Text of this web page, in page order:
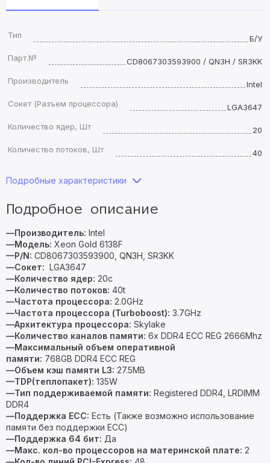
Тип
Б/У
Парт.№
CD8067303593900 / QN3H / SR3KK
Производитель
Intel
Сокет (Разъем процессора)
LGA3647
Количество ядер, Шт
20
Количество потоков, Шт
40
Подробные характеристики
Подробное описание
—Производитель: Intel
—Модель: Xeon Gold 6138F
—P/N: CD8067303593900, QN3H, SR3KK
—Сокет: LGA3647
—Количество ядер: 20c
—Количество потоков: 40t
—Частота процессора: 2.0GHz
—Частота процессора (Turboboost): 3.7GHz
—Архитектура процессора: Skylake
—Количество каналов памяти: 6x DDR4 ECC REG 2666Mhz
—Максимальный объем оперативной
памяти: 768GB DDR4 ECC REG
—Объем кэш памяти L3: 27.5MB
—TDP(теплопакет): 135W
—Тип поддерживаемой памяти: Registered DDR4, LRDIMM
DDR4
—Поддержка ECC: Есть (Также возможно использование
памяти без поддержки ECC)
—Поддержка 64 бит: Да
—Макс. кол-во процессоров на материнской плате: 2